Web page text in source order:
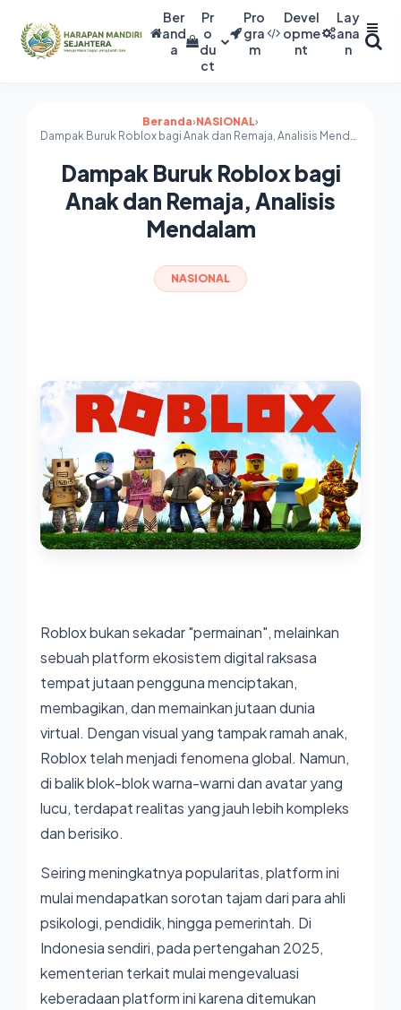
Ber
and
a
Pr
o
du
ct
Pro
gra
m
Devel
opme
nt
Lay
ana
n
Beranda›NASIONAL›
Dampak Buruk Roblox bagi Anak dan Remaja, Analisis Mendalam
Dampak Buruk Roblox bagi
Anak dan Remaja, Analisis
Mendalam
NASIONAL
Roblox bukan sekadar "permainan", melainkan
sebuah platform ekosistem digital raksasa
tempat jutaan pengguna menciptakan,
membagikan, dan memainkan jutaan dunia
virtual. Dengan visual yang tampak ramah anak,
Roblox telah menjadi fenomena global. Namun,
di balik blok-blok warna-warni dan avatar yang
lucu, terdapat realitas yang jauh lebih kompleks
dan berisiko.
Seiring meningkatnya popularitas, platform ini
mulai mendapatkan sorotan tajam dari para ahli
psikologi, pendidik, hingga pemerintah. Di
Indonesia sendiri, pada pertengahan 2025,
kementerian terkait mulai mengevaluasi
keberadaan platform ini karena ditemukan